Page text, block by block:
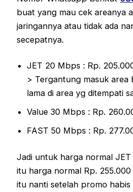
buat yang mau cek areanya
jaringannya atau tidak ada
secepatnya.
JET 20 Mbps : Rp.
> Tergantung masuk area
lama di area yg ditempati
Value 30 Mbps : Rp.
FAST 50 Mbps : Rp.
Jadi untuk harga normal
itu harga normal Rp.
itu nanti setelah promo